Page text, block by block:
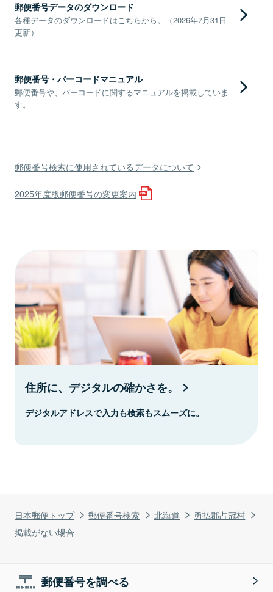
日本郵便トップ 郵便番号検索 北海道
勇払郡占冠村
掲載がない場合
郵便番号データのダウンロード
各種データのダウンロードはこちらから。（2026年7月31日
更新）
郵便番号・バーコードマニュアル
郵便番号や、バーコードに関するマニュアルを掲載していま
す。
郵便番号検索に使用されているデータについて
2025年度版郵便番号の変更案内
住所に、デジタルの確かさを。
デジタルアドレスで入力も検索もスムーズに。
郵便番号を調べる